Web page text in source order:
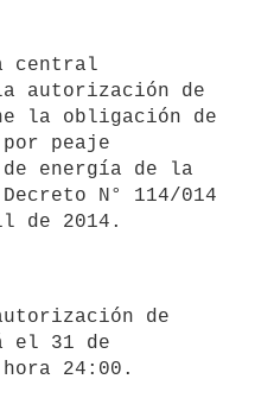
autorización de
la obligación de
peaje
energía de la
N° 114/014
el 31 de